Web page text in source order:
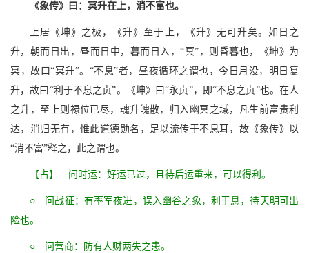
《象传》曰：冥升在上，消不富也。
上居《坤》之极，《升》至于上，《升》无可升矣。如日之
升，朝而日出，昼而日中，暮而日入，“冥”，则昏暮也，《坤》为
冥，故曰“冥升”。“不息”者，昼夜循环之谓也，今日月没，明日复
升，故曰“利于不息之贞”。《坤》曰“永贞”，即“不息之贞”也。在人
之升，至上则禄位已尽，魂升魄散，归入幽冥之域，凡生前富贵利
达，消归无有，惟此道德勋名，足以流传于不息耳，故《象传》以
“消不富”释之，此之谓也。
【占】 问时运：好运已过，且待后运重来，可以得利。
○ 问战征：有率军夜进，误入幽谷之象，利于息，待天明可出
险也。
○ 问营商：防有人财两失之患。